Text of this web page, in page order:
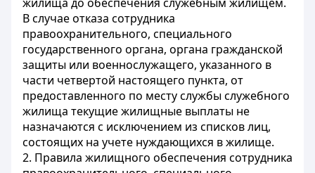
В случае отказа сотрудника
правоохранительного, специального
государственного органа, органа гражданской
защиты или военнослужащего, указанного в
части четвертой настоящего пункта, от
предоставленного по месту службы служебного
жилища текущие жилищные выплаты не
назначаются с исключением из списков лиц,
состоящих на учете нуждающихся в жилище.
2. Правила жилищного обеспечения сотрудника